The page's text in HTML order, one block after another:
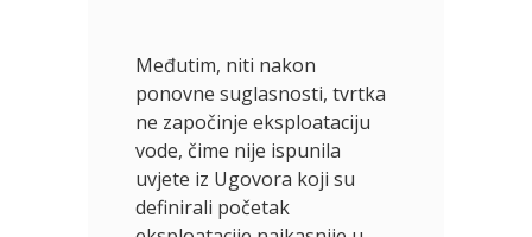
Međutim, niti nakon
ponovne suglasnosti, tvrtka
ne započinje eksploataciju
vode, čime nije ispunila
uvjete iz Ugovora koji su
definirali početak